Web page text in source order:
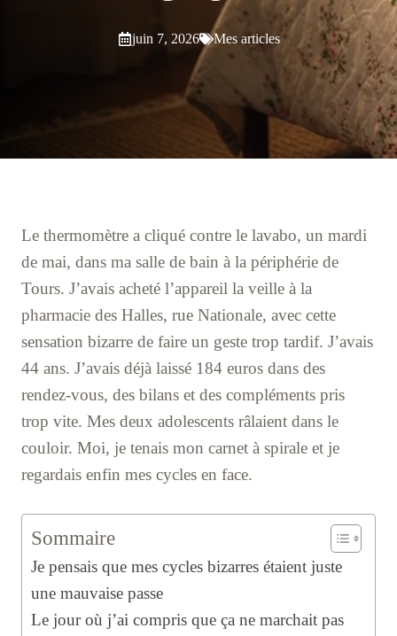
juin 7, 2026 Mes articles
Le thermomètre a cliqué contre le lavabo, un mardi
de mai, dans ma salle de bain à la périphérie de
Tours. J’avais acheté l’appareil la veille à la
pharmacie des Halles, rue Nationale, avec cette
sensation bizarre de faire un geste trop tardif. J’avais
44 ans. J’avais déjà laissé 184 euros dans des
rendez-vous, des bilans et des compléments pris
trop vite. Mes deux adolescents râlaient dans le
couloir. Moi, je tenais mon carnet à spirale et je
regardais enfin mes cycles en face.
Sommaire
Je pensais que mes cycles bizarres étaient juste
une mauvaise passe
Le jour où j’ai compris que ça ne marchait pas